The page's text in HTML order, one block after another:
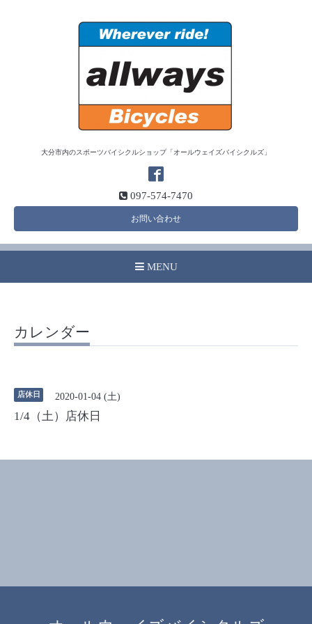
大分市内のスポーツバイシクルショップ「オールウェイズバイシクルズ」
097-574-7470
お問い合わせ
MENU
カレンダー
店休日 2020-01-04 (土)
1/4（土）店休日